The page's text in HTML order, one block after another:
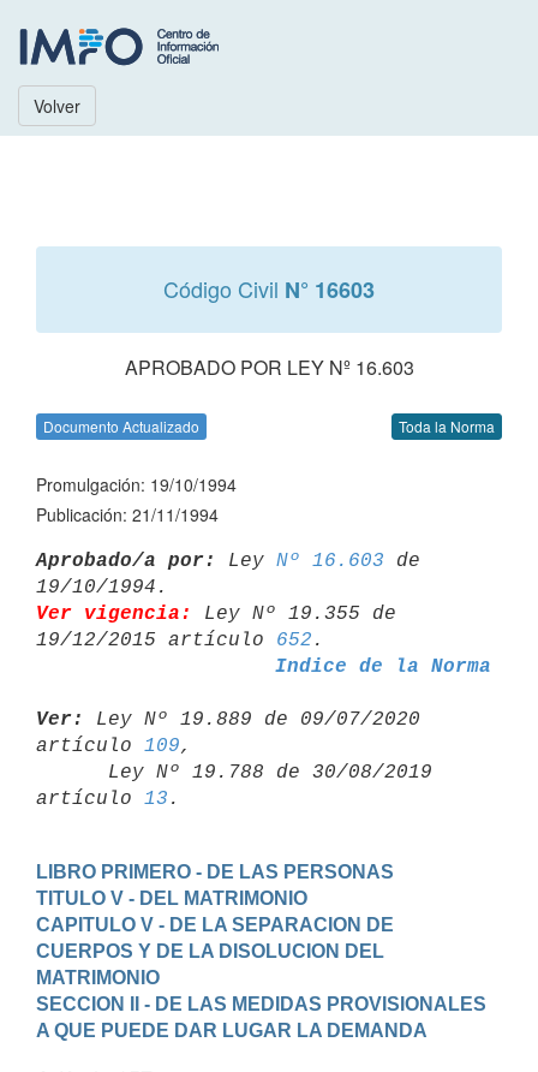
Volver
Código Civil N° 16603
APROBADO POR LEY Nº 16.603
Documento Actualizado Toda la Norma
Promulgación: 19/10/1994
Publicación: 21/11/1994
Aprobado/a por: Ley Nº 16.603 de
Ver vigencia:
Ley Nº 19.355 de
19/12/2015 artículo 652
Indice de la Norma
Ver:
Ley Nº 19.889 de 09/07/2020
artículo 109,
artículo 13
LIBRO PRIMERO - DE LAS PERSONAS
TITULO V - DEL MATRIMONIO
CAPITULO V - DE LA SEPARACION DE
CUERPOS Y DE LA DISOLUCION DEL
MATRIMONIO
SECCION II - DE LAS MEDIDAS PROVISIONALES
A QUE PUEDE DAR LUGAR LA DEMANDA